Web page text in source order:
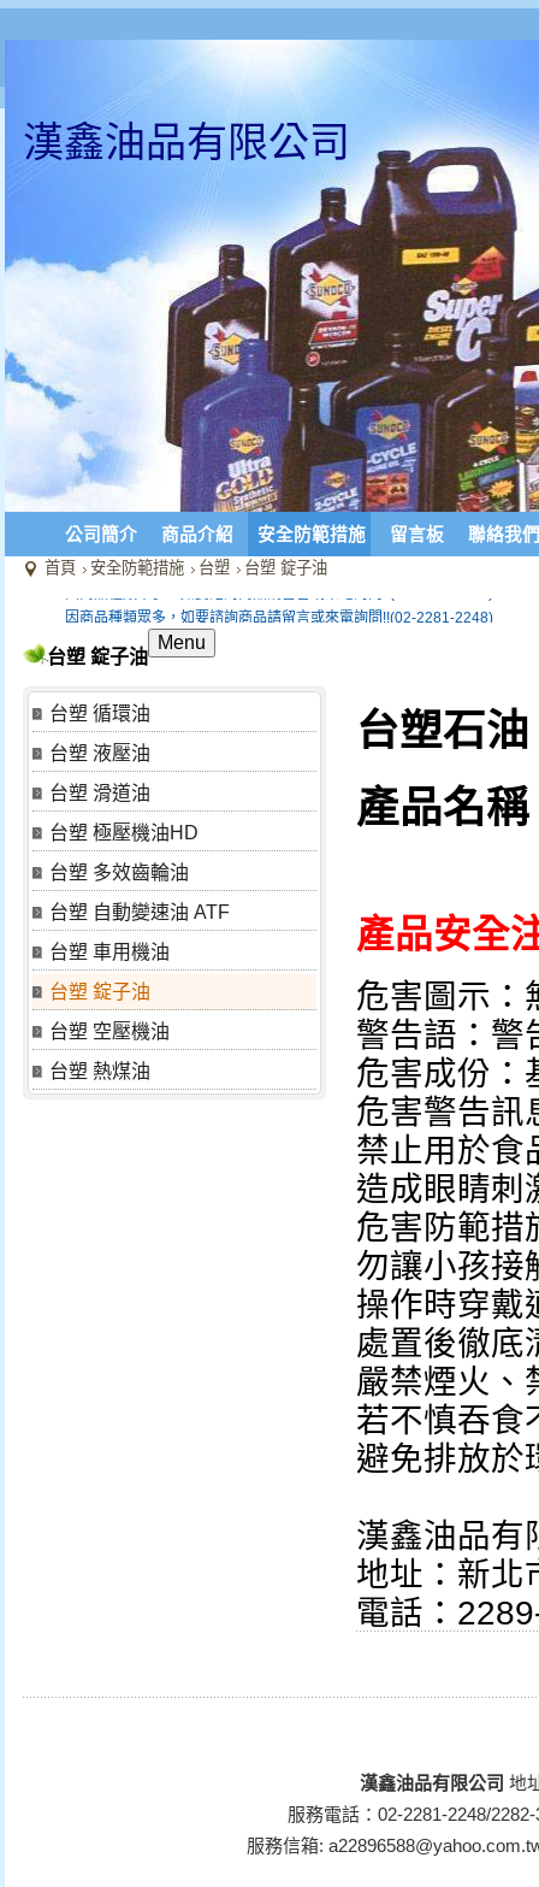
漢鑫油品有限公司
公司簡介 商品介紹 安全防範措施 留言板 聯絡我們
首頁 安全防範措施 台塑 台塑 錠子油
因商品種類眾多，如要諮詢商品請留言或來電詢問!!(02-2281-2248)
因商品種類眾多，如要諮詢商品請留言或來電詢問!!(02-2281-2248)
台塑 錠子油
Menu
台塑 循環油
台塑 液壓油
台塑 滑道油
台塑 極壓機油HD
台塑 多效齒輪油
台塑 自動變速油 ATF
台塑 車用機油
台塑 錠子油
台塑 空壓機油
台塑 熱煤油
台塑石油
產品名
產品安全
危害圖示：
警告語：警
危害成份：
危害警告訊
禁止用於食
造成眼睛刺
危害防範措
勿讓小孩接
操作時穿戴
處置後徹底
嚴禁煙火、
若不慎吞食
避免排放於
漢鑫油品有
地址：新北
電話：
漢鑫油品有限公司 地
服務電話：02-2281-2248/
服務信箱: